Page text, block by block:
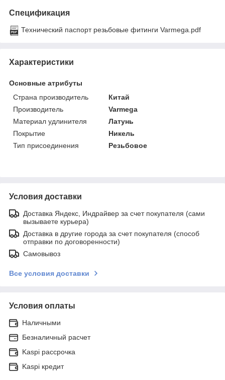
Спецификация
Технический паспорт резьбовые фитинги Varmega.pdf
Характеристики
Основные атрибуты
Страна производитель
Китай
Производитель
Varmega
Материал удлинителя
Латунь
Покрытие
Никель
Тип присоединения
Резьбовое
Условия доставки
Доставка Яндекс, Индрайвер за счет покупателя (сами
вызываете курьера)
Доставка в другие города за счет покупателя (способ
отправки по договоренности)
Самовывоз
Все условия доставки
Условия оплаты
Наличными
Безналичный расчет
Kaspi рассрочка
Kaspi кредит